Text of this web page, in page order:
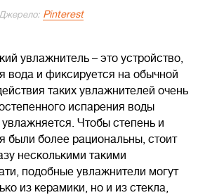
Джерело: Pinterest
увлажнитель – это устройство,
вода и фиксируется на обычной
таких увлажнителей очень
испарения воды
Чтобы степень и
были более рациональны, стоит
несколькими такими
подобные увлажнители могут
из керамики, но и из стекла,